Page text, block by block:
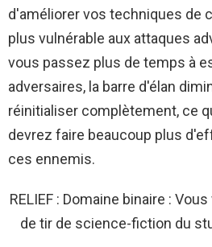
d'améliorer vos techniques de
plus vulnérable aux attaques
vous passez plus de temps à
adversaires, la barre d'élan
réinitialiser complètement, ce
devrez faire beaucoup plus
ces ennemis.
RELIEF : Domaine binaire :
de tir de science-fiction du